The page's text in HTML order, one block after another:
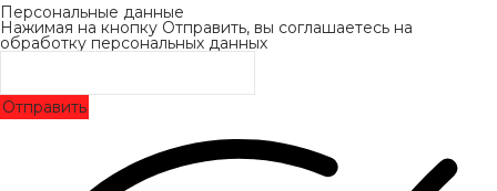
Персональные данные
Нажимая на кнопку Отправить, вы соглашаетесь на
обработку персональных данных
Отправить